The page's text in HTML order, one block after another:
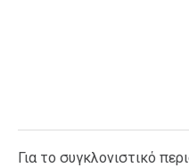
Για το συγκλονιστικό